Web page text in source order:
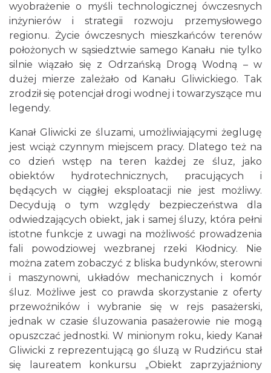
wyobrażenie o myśli technologicznej ówczesnych
inżynierów i strategii rozwoju przemysłowego
regionu. Życie ówczesnych mieszkańców terenów
położonych w sąsiedztwie samego Kanału nie tylko
silnie wiązało się z Odrzańską Drogą Wodną – w
dużej mierze zależało od Kanału Gliwickiego. Tak
zrodził się potencjał drogi wodnej i towarzyszące mu
legendy.
Kanał Gliwicki ze śluzami, umożliwiającymi żeglugę
jest wciąż czynnym miejscem pracy. Dlatego też na
co dzień wstęp na teren każdej ze śluz, jako
obiektów hydrotechnicznych, pracujących i
będących w ciągłej eksploatacji nie jest możliwy.
Decydują o tym względy bezpieczeństwa dla
odwiedzających obiekt, jak i samej śluzy, która pełni
istotne funkcje z uwagi na możliwość prowadzenia
fali powodziowej wezbranej rzeki Kłodnicy. Nie
można zatem zobaczyć z bliska budynków, sterowni
i maszynowni, układów mechanicznych i komór
śluz. Możliwe jest co prawda skorzystanie z oferty
przewoźników i wybranie się w rejs pasażerski,
jednak w czasie śluzowania pasażerowie nie mogą
opuszczać jednostki. W minionym roku, kiedy Kanał
Gliwicki z reprezentującą go śluzą w Rudzińcu stał
się laureatem konkursu „Obiekt zaprzyjaźniony